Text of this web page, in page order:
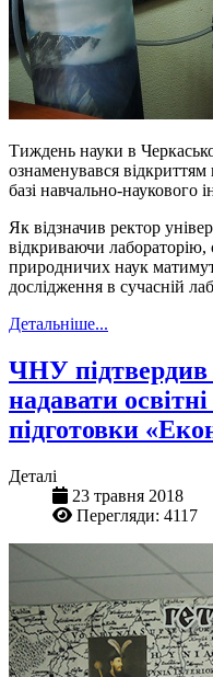
Тиждень науки в
ознаменувався відкриттям
базі навчально-наукового
Як відзначив ректор
відкриваючи лабораторію,
природничих наук
дослідження в сучасній
Детальніше...
ЧНУ підтвердив
надавати
підготовки
Деталі
23 травня 2018
Перегляди: 4117